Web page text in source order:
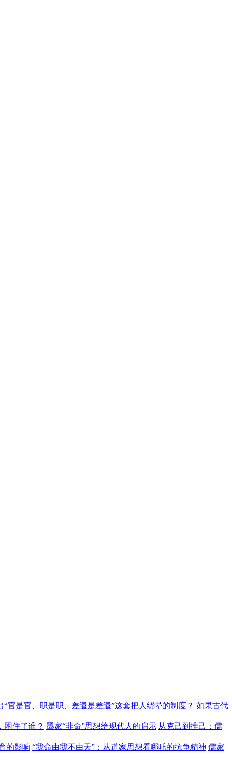
“官是官、职是职、差遣是差遣”这套把人绕晕的制度？ 如果古代
困住了谁？ 墨家“非命”思想给现代人的启示 从克己到推己：儒
的影响 “我命由我不由天”：从道家思想看哪吒的抗争精神 儒家